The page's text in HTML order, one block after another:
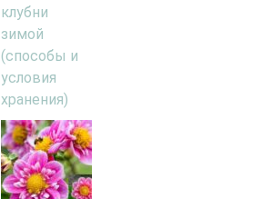
клубни
зимой
(способы и
условия
хранения)